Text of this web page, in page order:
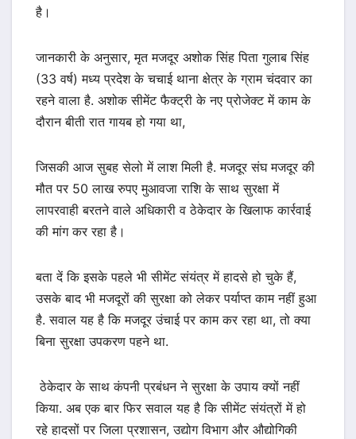
है।
जानकारी के अनुसार, मृत मजदूर अशोक सिंह पिता गुलाब सिंह
(33 वर्ष) मध्य प्रदेश के चचाई थाना क्षेत्र के ग्राम चंदवार का
रहने वाला है. अशोक सीमेंट फैक्ट्री के नए प्रोजेक्ट में काम के
दौरान बीती रात गायब हो गया था,
जिसकी आज सुबह सेलो में लाश मिली है. मजदूर संघ मजदूर की
मौत पर 50 लाख रुपए मुआवजा राशि के साथ सुरक्षा में
लापरवाही बरतने वाले अधिकारी व ठेकेदार के खिलाफ कार्रवाई
की मांग कर रहा है।
बता दें कि इसके पहले भी सीमेंट संयंत्र में हादसे हो चुके हैं,
उसके बाद भी मजदूरों की सुरक्षा को लेकर पर्याप्त काम नहीं हुआ
है. सवाल यह है कि मजदूर उंचाई पर काम कर रहा था, तो क्या
बिना सुरक्षा उपकरण पहने था.
ठेकेदार के साथ कंपनी प्रबंधन ने सुरक्षा के उपाय क्यों नहीं
किया. अब एक बार फिर सवाल यह है कि सीमेंट संयंत्रों में हो
रहे हादसों पर जिला प्रशासन, उद्योग विभाग और औद्योगिकी